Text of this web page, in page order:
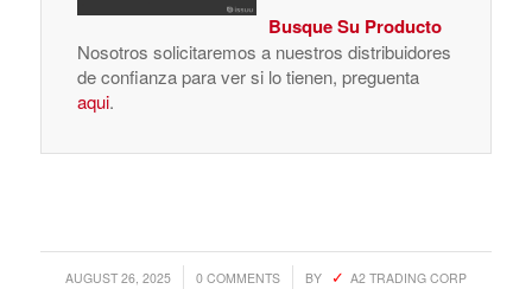
Busque Su Producto
Nosotros solicitaremos a nuestros distribuidores
de confianza para ver si lo tienen, preguenta
aqui.
AUGUST 26, 2025
/ 0 COMMENTS
/ BY A2 TRADING CORP